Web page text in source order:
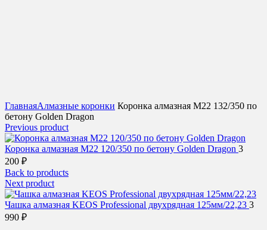
ГлавнаяАлмазные коронки Коронка алмазная М22 132/350 по
бетону Golden Dragon
Previous product
Коронка алмазная М22 120/350 по бетону Golden Dragon 3
200 ₽
Back to products
Next product
Чашка алмазная KEOS Professional двухрядная 125мм/22,23 3
990 ₽